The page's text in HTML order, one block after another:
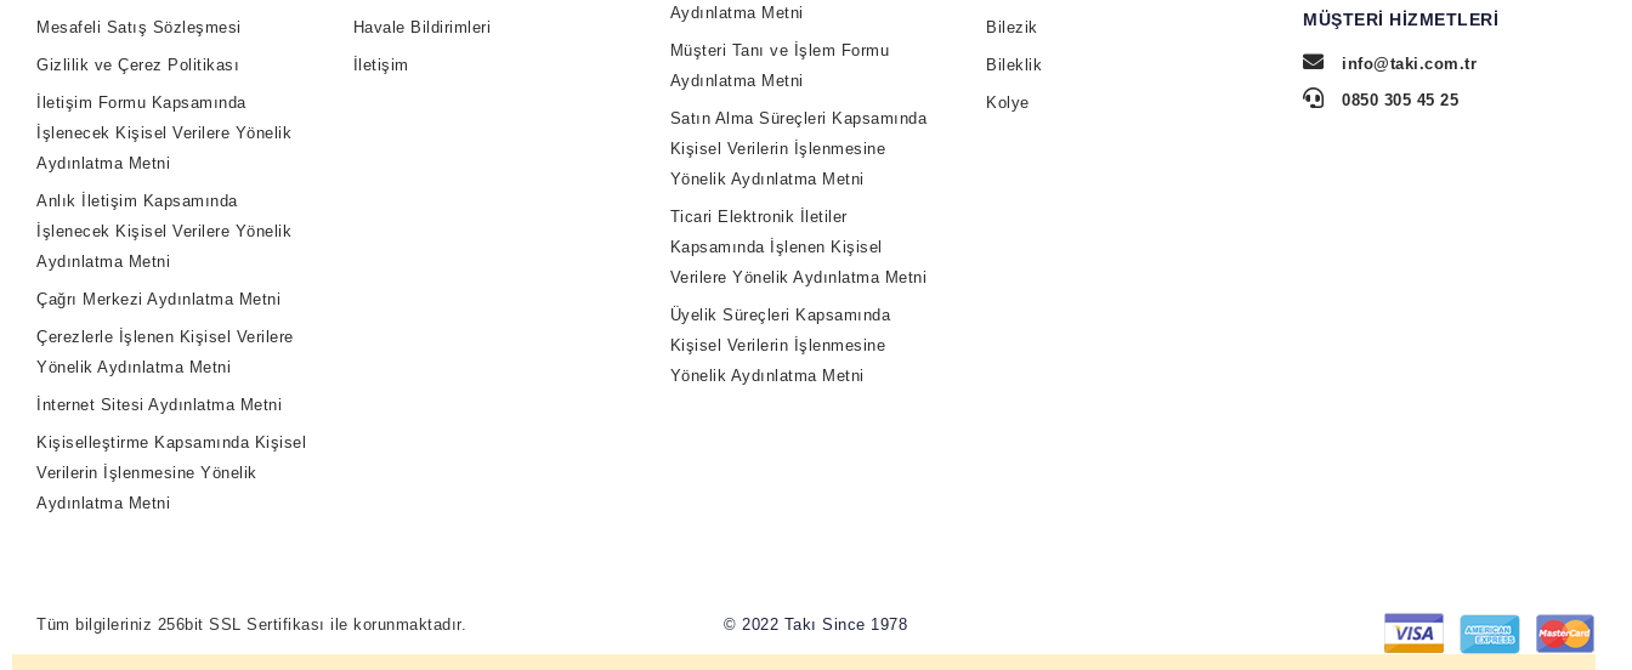
Mesafeli Satış Sözleşmesi
Gizlilik ve Çerez Politikası
İletişim Formu Kapsamında
İşlenecek Kişisel Verilere Yönelik
Aydınlatma Metni
Anlık İletişim Kapsamında
İşlenecek Kişisel Verilere Yönelik
Aydınlatma Metni
Çağrı Merkezi Aydınlatma Metni
Çerezlerle İşlenen Kişisel Verilere
Yönelik Aydınlatma Metni
İnternet Sitesi Aydınlatma Metni
Kişiselleştirme Kapsamında Kişisel
Verilerin İşlenmesine Yönelik
Aydınlatma Metni
Havale Bildirimleri
İletişim
Aydınlatma Metni
Müşteri Tanı ve İşlem Formu
Aydınlatma Metni
Satın Alma Süreçleri Kapsamında
Kişisel Verilerin İşlenmesine
Yönelik Aydınlatma Metni
Ticari Elektronik İletiler
Kapsamında İşlenen Kişisel
Verilere Yönelik Aydınlatma Metni
Üyelik Süreçleri Kapsamında
Kişisel Verilerin İşlenmesine
Yönelik Aydınlatma Metni
Bilezik
Bileklik
Kolye
MÜŞTERI HIZMETLERI
info@taki.com.tr
0850 305 45 25
Tüm bilgileriniz 256bit SSL Sertifikası ile korunmaktadır. © 2022 Takı Since 1978